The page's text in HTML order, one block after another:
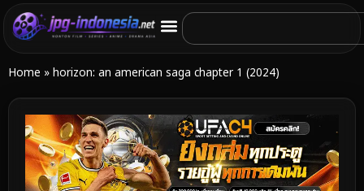
Home » horizon: an american saga chapter 1 (2024)